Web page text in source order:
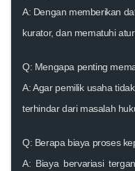
A: Dengan memberikan
kurator, dan mematuhi
Q: Mengapa penting
A: Agar pemilik usaha
terhindar dari masalah
Q: Berapa biaya proses
A: Biaya bervariasi